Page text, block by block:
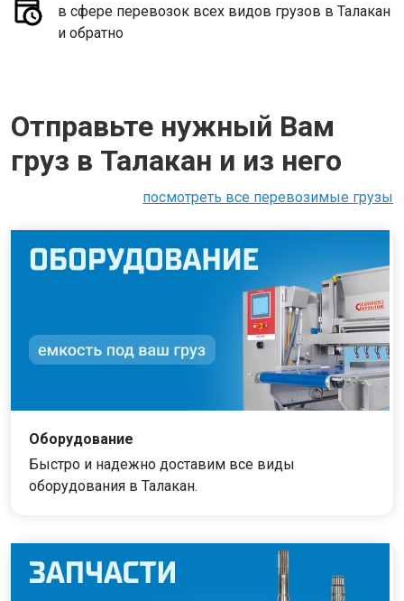
в сфере перевозок всех видов грузов в Талакан
и обратно
Отправьте нужный Вам
груз в Талакан и из него
посмотреть все перевозимые грузы
Оборудование
Быстро и надежно доставим все виды
оборудования в Талакан.